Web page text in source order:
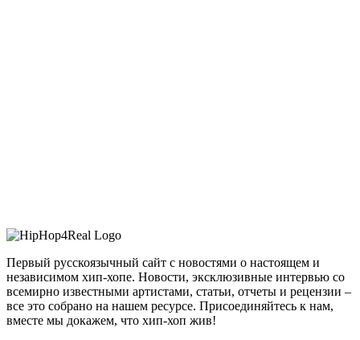
Первый русскоязычный сайт с новостями о настоящем и
независимом хип-хопе. Новости, эксклюзивные интервью со
всемирно известными артистами, статьи, отчеты и рецензии –
все это собрано на нашем ресурсе. Присоединяйтесь к нам,
вместе мы докажем, что хип-хоп жив!